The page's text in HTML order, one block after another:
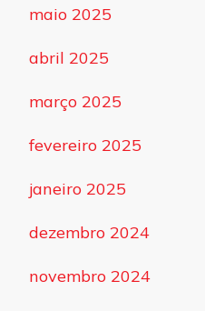
maio 2025
abril 2025
março 2025
fevereiro 2025
janeiro 2025
dezembro 2024
novembro 2024